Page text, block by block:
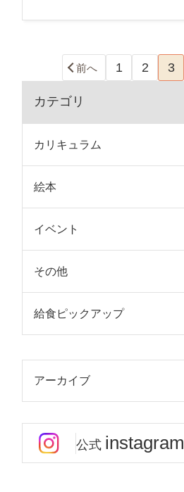
前へ 1 2 3
カテゴリ
カリキュラム
絵本
イベント
その他
給食ピックアップ
アーカイブ
公式 instagram